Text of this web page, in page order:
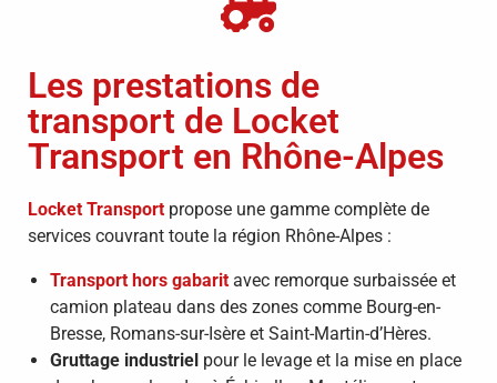
Les prestations de
transport de Locket
Transport en Rhône-Alpes
Locket Transport propose une gamme complète de
services couvrant toute la région Rhône-Alpes :
Transport hors gabarit avec remorque surbaissée et
camion plateau dans des zones comme Bourg-en-
Bresse, Romans-sur-Isère et Saint-Martin-d’Hères.
Gruttage industriel pour le levage et la mise en place